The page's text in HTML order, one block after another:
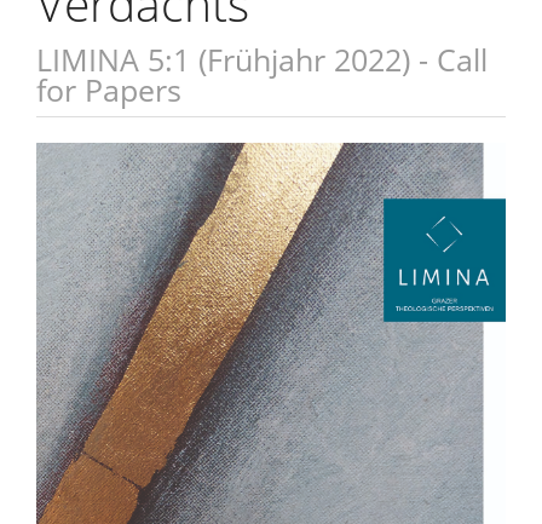
LIMINA 5:1 (Frühjahr 2022) - Call
for Papers
Artikel-
Sidebar